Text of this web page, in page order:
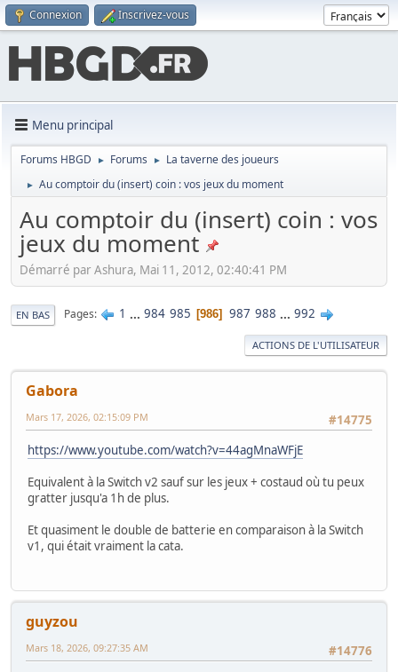
Connexion Inscrivez-vous
Menu principal
Forums HBGD ► Forums ► La taverne des joueurs
► Au comptoir du (insert) coin : vos jeux du moment
Au comptoir du (insert) coin : vos
jeux du moment
Démarré par Ashura, Mai 11, 2012, 02:40:41 PM
EN BAS Pages 1 ... 984 985 986 987 988 ... 992
ACTIONS DE L'UTILISATEUR
Gabora
#14775
Mars 17, 2026, 02:15:09 PM
https://www.youtube.com/watch?v=44agMnaWFjE
Equivalent à la Switch v2 sauf sur les jeux + costaud où tu peux
gratter jusqu'a 1h de plus.
Et quasiment le double de batterie en comparaison à la Switch
v1, qui était vraiment la cata.
guyzou
#14776
Mars 18, 2026, 09:27:35 AM